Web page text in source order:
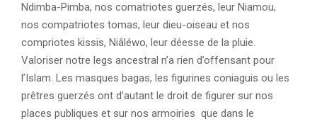
Ndimba-Pimba, nos comatriotes guerzés, leur Niamou,
nos compatriotes tomas, leur dieu-oiseau et nos
compriotes kissis, Niâléwo, leur déesse de la pluie.
Valoriser notre legs ancestral n’a rien d’offensant pour
l’Islam. Les masques bagas, les figurines coniaguis ou les
prêtres guerzés ont d’autant le droit de figurer sur nos
places publiques et sur nos armoiries que dans le